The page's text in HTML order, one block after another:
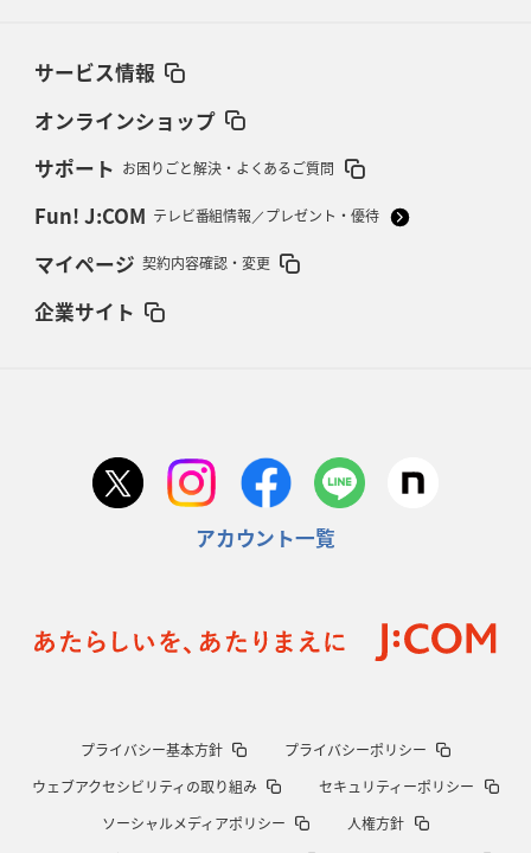
サービス情報
オンラインショップ
サポート お困りごと解決・よくあるご質問
Fun! J:COM テレビ番組情報／プレゼント・優待
マイページ 契約内容確認・変更
企業サイト
アカウント一覧
プライバシー基本方針
プライバシーポリシー
ウェブアクセシビリティの取り組み
セキュリティーポリシー
ソーシャルメディアポリシー
人権方針